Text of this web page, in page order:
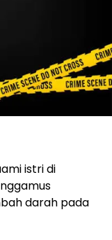
istri di
darah pada